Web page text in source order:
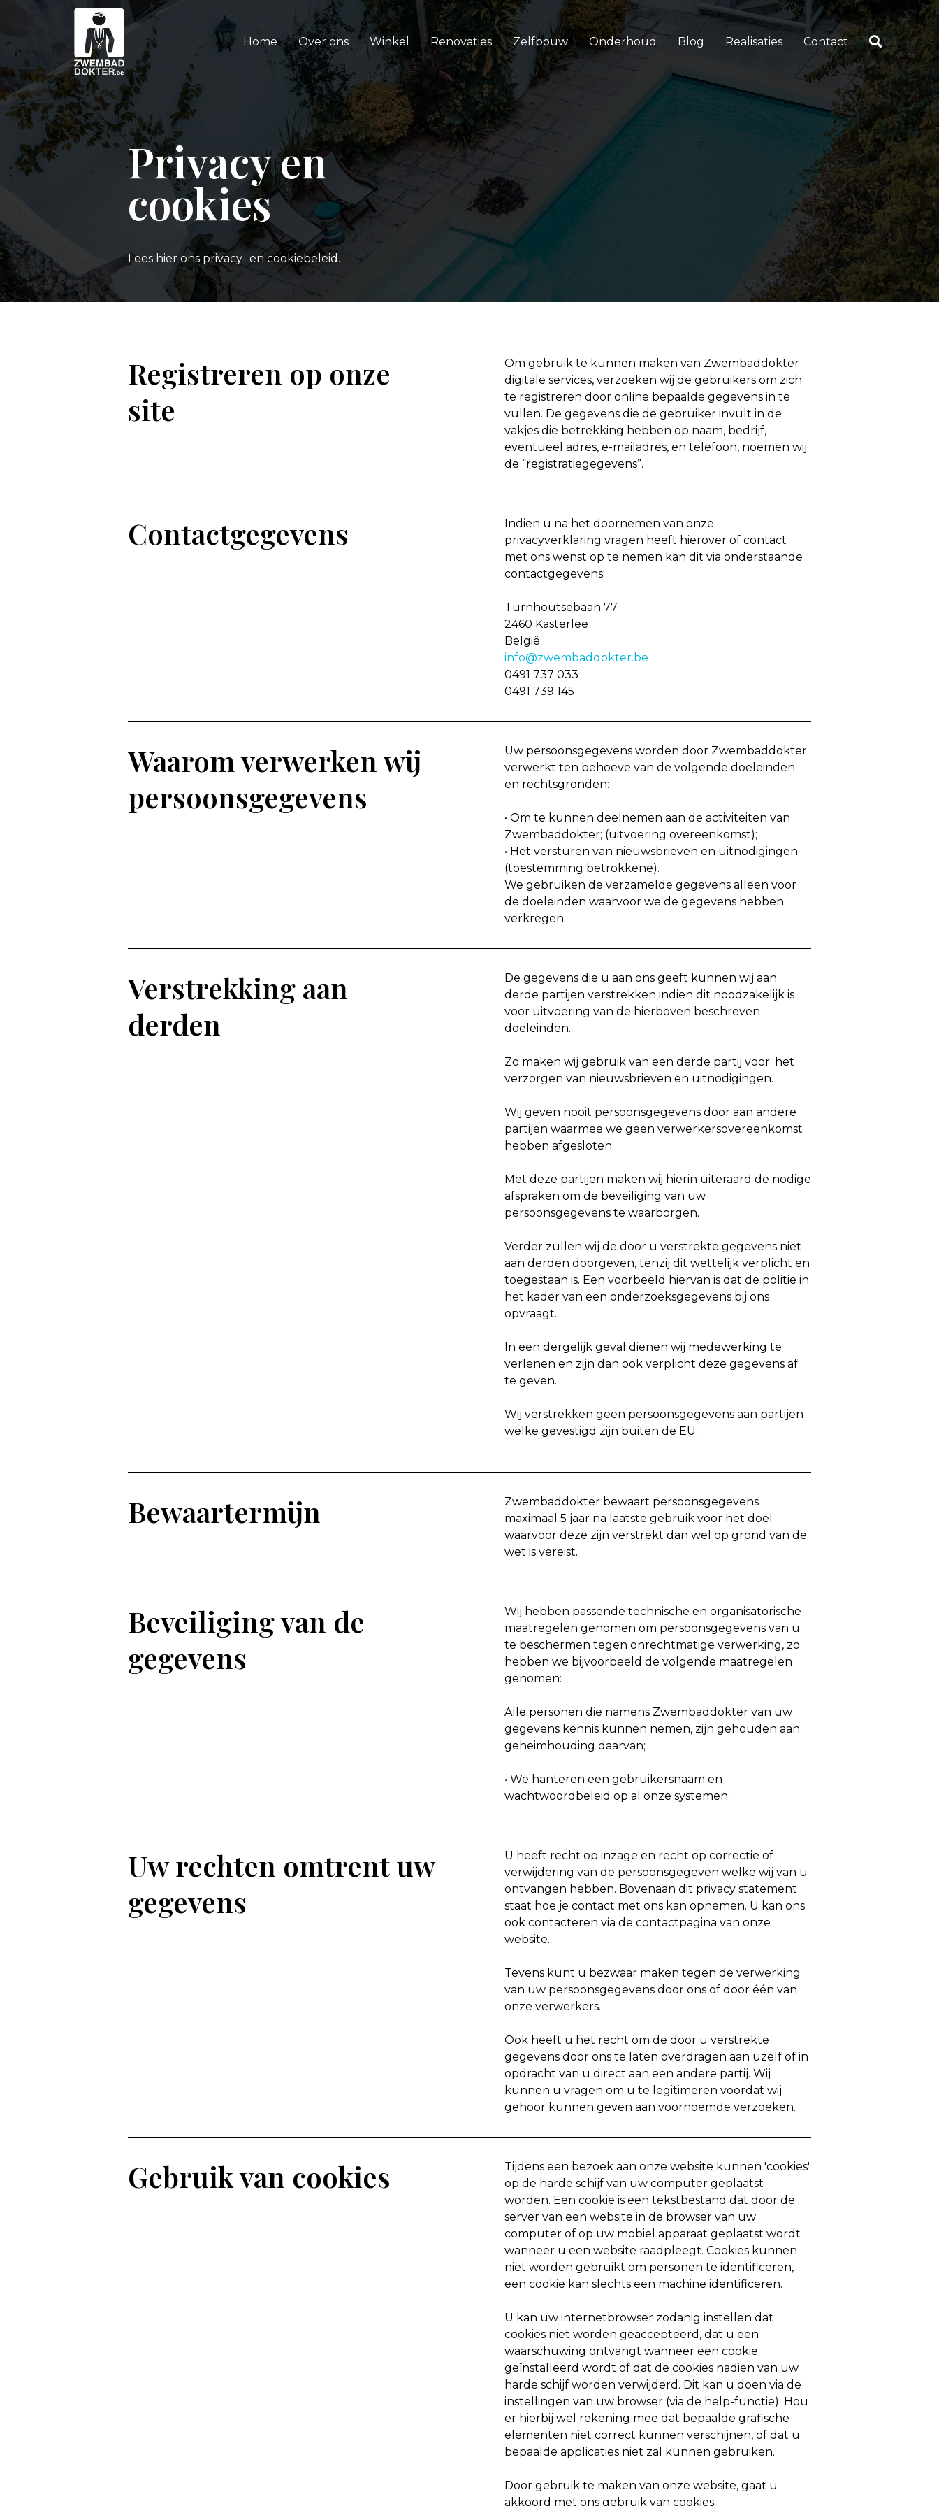
Home Over ons Winkel Renovaties Zelfbouw Onderhoud Blog Realisaties Contact
Privacy en
cookies
Lees hier ons privacy- en cookiebeleid.
Registreren op onze
site
Om gebruik te kunnen maken van Zwembaddokter
digitale services, verzoeken wij de gebruikers om zich
te registreren door online bepaalde gegevens in te
vullen. De gegevens die de gebruiker invult in de
vakjes die betrekking hebben op naam, bedrijf,
eventueel adres, e-mailadres, en telefoon, noemen wij
de “registratiegegevens”.
Contactgegevens
Indien u na het doornemen van onze
privacyverklaring vragen heeft hierover of contact
met ons wenst op te nemen kan dit via onderstaande
contactgegevens:
Turnhoutsebaan 77
2460 Kasterlee
België
info@zwembaddokter.be
0491 737 033
0491 739 145
Waarom verwerken wij
persoonsgegevens
Uw persoonsgegevens worden door Zwembaddokter
verwerkt ten behoeve van de volgende doeleinden
en rechtsgronden:
• Om te kunnen deelnemen aan de activiteiten van
Zwembaddokter; (uitvoering overeenkomst);
• Het versturen van nieuwsbrieven en uitnodigingen.
(toestemming betrokkene).
We gebruiken de verzamelde gegevens alleen voor
de doeleinden waarvoor we de gegevens hebben
verkregen.
Verstrekking aan
derden
De gegevens die u aan ons geeft kunnen wij aan
derde partijen verstrekken indien dit noodzakelijk is
voor uitvoering van de hierboven beschreven
doeleinden.
Zo maken wij gebruik van een derde partij voor: het
verzorgen van nieuwsbrieven en uitnodigingen.
Wij geven nooit persoonsgegevens door aan andere
partijen waarmee we geen verwerkersovereenkomst
hebben afgesloten.
Met deze partijen maken wij hierin uiteraard de nodige
afspraken om de beveiliging van uw
persoonsgegevens te waarborgen.
Verder zullen wij de door u verstrekte gegevens niet
aan derden doorgeven, tenzij dit wettelijk verplicht en
toegestaan is. Een voorbeeld hiervan is dat de politie in
het kader van een onderzoeksgegevens bij ons
opvraagt.
In een dergelijk geval dienen wij medewerking te
verlenen en zijn dan ook verplicht deze gegevens af
te geven.
Wij verstrekken geen persoonsgegevens aan partijen
welke gevestigd zijn buiten de EU.
Bewaartermijn
Zwembaddokter bewaart persoonsgegevens
maximaal 5 jaar na laatste gebruik voor het doel
waarvoor deze zijn verstrekt dan wel op grond van de
wet is vereist.
Beveiliging van de
gegevens
Wij hebben passende technische en organisatorische
maatregelen genomen om persoonsgegevens van u
te beschermen tegen onrechtmatige verwerking, zo
hebben we bijvoorbeeld de volgende maatregelen
genomen:
Alle personen die namens Zwembaddokter van uw
gegevens kennis kunnen nemen, zijn gehouden aan
geheimhouding daarvan;
• We hanteren een gebruikersnaam en
wachtwoordbeleid op al onze systemen.
Uw rechten omtrent uw
gegevens
U heeft recht op inzage en recht op correctie of
verwijdering van de persoonsgegeven welke wij van u
ontvangen hebben. Bovenaan dit privacy statement
staat hoe je contact met ons kan opnemen. U kan ons
ook contacteren via de contactpagina van onze
website.
Tevens kunt u bezwaar maken tegen de verwerking
van uw persoonsgegevens door ons of door één van
onze verwerkers.
Ook heeft u het recht om de door u verstrekte
gegevens door ons te laten overdragen aan uzelf of in
opdracht van u direct aan een andere partij. Wij
kunnen u vragen om u te legitimeren voordat wij
gehoor kunnen geven aan voornoemde verzoeken.
Gebruik van cookies
Tijdens een bezoek aan onze website kunnen 'cookies'
op de harde schijf van uw computer geplaatst
worden. Een cookie is een tekstbestand dat door de
server van een website in de browser van uw
computer of op uw mobiel apparaat geplaatst wordt
wanneer u een website raadpleegt. Cookies kunnen
niet worden gebruikt om personen te identificeren,
een cookie kan slechts een machine identificeren.
U kan uw internetbrowser zodanig instellen dat
cookies niet worden geaccepteerd, dat u een
waarschuwing ontvangt wanneer een cookie
geïnstalleerd wordt of dat de cookies nadien van uw
harde schijf worden verwijderd. Dit kan u doen via de
instellingen van uw browser (via de help-functie). Hou
er hierbij wel rekening mee dat bepaalde grafische
elementen niet correct kunnen verschijnen, of dat u
bepaalde applicaties niet zal kunnen gebruiken.
Door gebruik te maken van onze website, gaat u
akkoord met ons gebruik van cookies.